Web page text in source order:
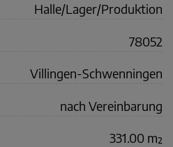
Halle/Lager/Produktion
78052
Villingen-Schwenningen
nach Vereinbarung
331.00 m²